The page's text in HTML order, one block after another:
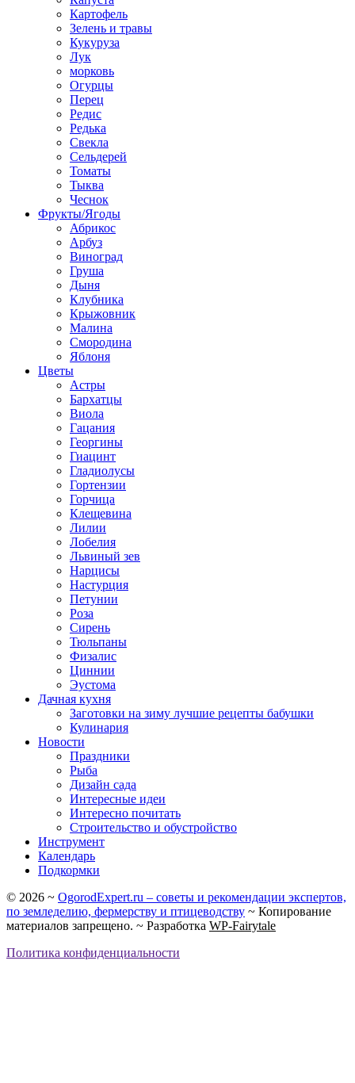
Картофель
Зелень и травы
Кукуруза
Лук
морковь
Огурцы
Перец
Редис
Редька
Свекла
Сельдерей
Томаты
Тыква
Чеснок
Фрукты/Ягоды
Абрикос
Арбуз
Виноград
Груша
Дыня
Клубника
Крыжовник
Малина
Смородина
Яблоня
Цветы
Астры
Бархатцы
Виола
Гацания
Георгины
Гиацинт
Гладиолусы
Гортензии
Горчица
Клещевина
Лилии
Лобелия
Львиный зев
Нарцисы
Настурция
Петунии
Роза
Сирень
Тюльпаны
Физалис
Циннии
Эустома
Дачная кухня
Заготовки на зиму лучшие рецепты бабушки
Кулинария
Новости
Праздники
Рыба
Дизайн сада
Интересные идеи
Интересно почитать
Строительство и обустройство
Инструмент
Календарь
Подкормки
© 2026 ~ OgorodExpert.ru – cоветы и рекомендации экспертов,
по земледелию, фермерству и птицеводству ~ Копирование
материалов запрещено. ~ Разработка WP-Fairytale
Политика конфиденциальности